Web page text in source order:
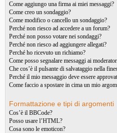
Come aggiungo una firma ai miei messaggi?
Come creo un sondaggio?
Come modifico o cancello un sondaggio?
Perché non riesco ad accedere a un forum?
Perché non posso votare nei sondaggi?
Perché non riesco ad aggiungere allegati?
Perché ho ricevuto un richiamo?
Come posso segnalare messaggi ai
Che cos’è il pulsante di salvataggio nella
Perché il mio messaggio deve essere
Come faccio a spostare in cima un mio
Formattazione e tipi di argomenti
Cos’è il BBCode?
Posso usare l’HTML?
Cosa sono le emoticon?